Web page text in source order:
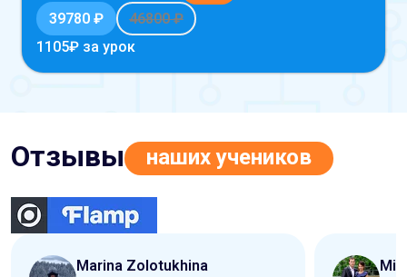
39780 ₽ 46800₽
1105₽ за урок
Отзывы наших учеников
Marina Zolotukhina